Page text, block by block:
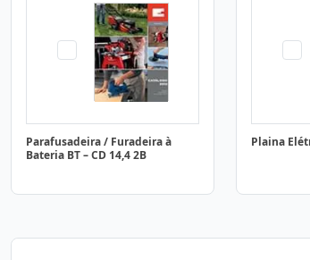
Parafusadeira / Furadeira à
Bateria BT – CD 14,4 2B
Plaina